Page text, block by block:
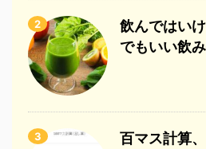
2
飲んではい
でもいい飲
3
百マス計算